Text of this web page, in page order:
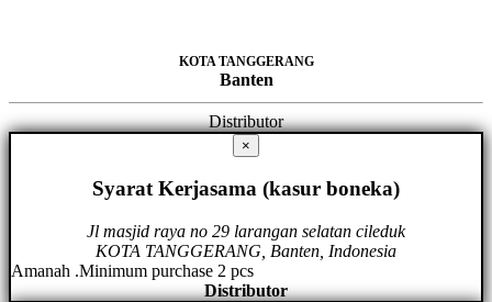
KOTA TANGGERANG
Banten
Distributor
×
Syarat Kerjasama (kasur boneka)
Jl masjid raya no 29 larangan selatan cileduk
KOTA TANGGERANG, Banten, Indonesia
Amanah .Minimum purchase 2 pcs
Distributor